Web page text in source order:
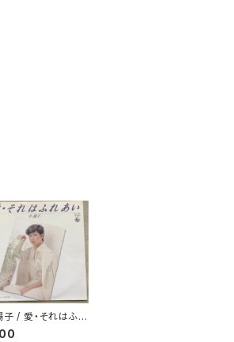
子 / 愛・それはふれ
白ラベル